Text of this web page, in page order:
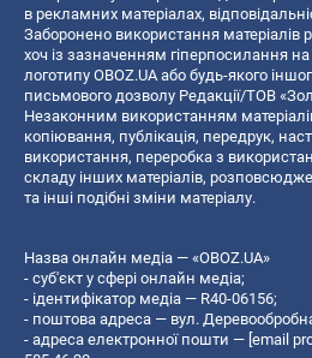
в рекламних матеріалах,
Заборонено використання матеріалів
хоч із зазначенням гіперпосилання на
логотипу OBOZ.UA або будь-якого
письмового дозволу Редакції/ТОВ
Незаконним використанням
копiювання, публiкацiя, передрук,
використання, переробка з
складу інших матеріалів,
та інші подібні зміни матеріалу.
Назва онлайн медіа — «OBOZ.UA»
- суб'єкт у сфері онлайн медіа;
- ідентифікатор медіа — R40-06156;
- поштова адреса — вул.
- адреса електронної пошти — [email